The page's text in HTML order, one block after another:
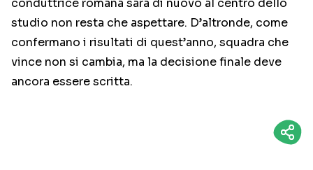
conduttrice romana sarà di nuovo al centro dello
studio non resta che aspettare. D’altronde, come
confermano i risultati di quest’anno, squadra che
vince non si cambia, ma la decisione finale deve
ancora essere scritta.